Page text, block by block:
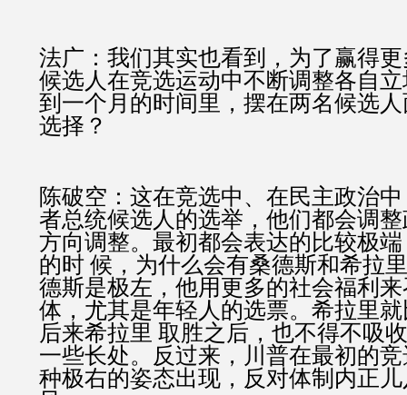
法广：我们其实也看到，为了赢得
候选人在竞选运动中不断调整各自
到一个月的时间里，摆在两名候选
选择？
陈破空：这在竞选中、在民主政治
者总统候选人的选举，他们都会调
方向调整。最初都会表达的比较极
的时 候，为什么会有桑德斯和希拉
德斯是极左，他用更多的社会福利
体，尤其是年轻人的选票。希拉里
后来希拉里 取胜之后，也不得不吸
一些长处。反过来，川普在最初的
种极右的姿态出现，反对体制内正